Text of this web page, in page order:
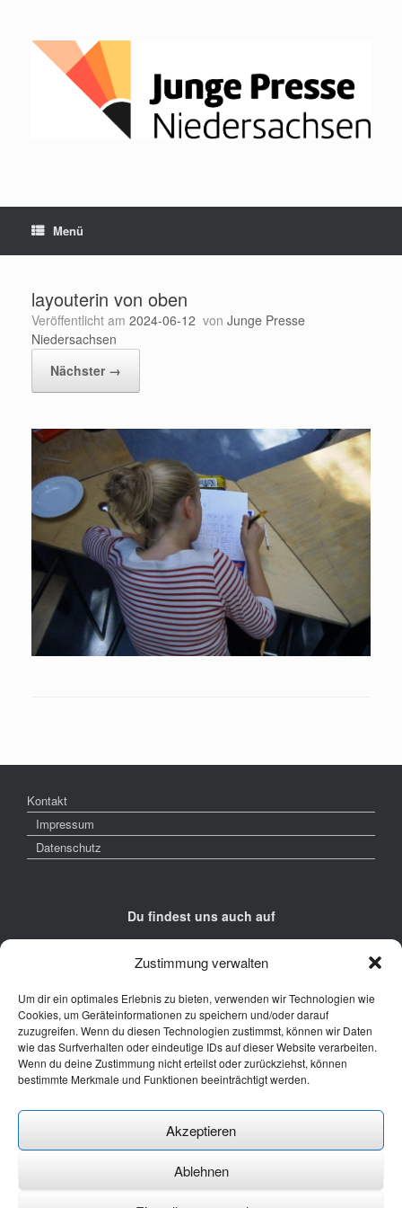
Zustimmung verwalten
Um dir ein optimales Erlebnis zu bieten, verwenden wir Technologien wie
Cookies, um Geräteinformationen zu speichern und/oder darauf
zuzugreifen. Wenn du diesen Technologien zustimmst, können wir Daten
wie das Surfverhalten oder eindeutige IDs auf dieser Website verarbeiten.
Wenn du deine Zustimmung nicht erteilst oder zurückziehst, können
bestimmte Merkmale und Funktionen beeinträchtigt werden.
Akzeptieren
Ablehnen
springen
Menü
layouterin von oben
Veröffentlicht am 2024-06-12 von Junge Presse
Niedersachsen
Nächster →
Kontakt
Impressum
Datenschutz
Du findest uns auch auf
Kontakt
Junge Presse Niedersachsen e.V.
Rückertstraße 10
30169 Hannover